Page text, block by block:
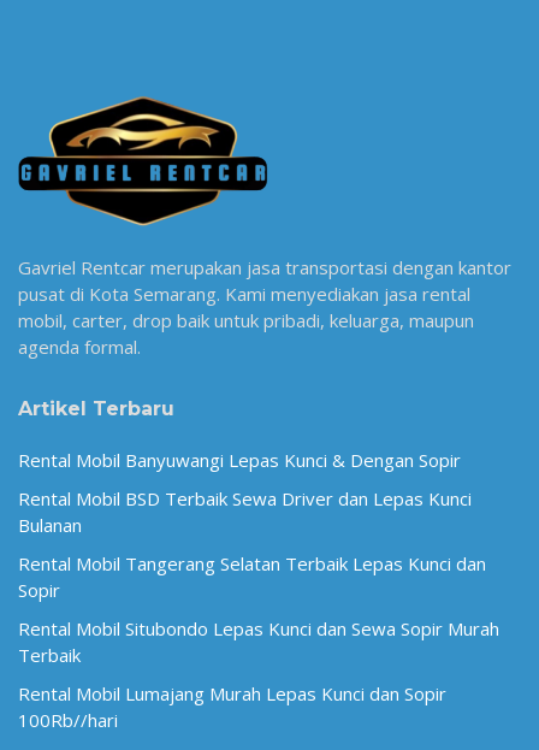
Gavriel Rentcar merupakan jasa transportasi dengan kantor
pusat di Kota Semarang. Kami menyediakan jasa rental
mobil, carter, drop baik untuk pribadi, keluarga, maupun
agenda formal.
Artikel Terbaru
Rental Mobil Banyuwangi Lepas Kunci & Dengan Sopir
Rental Mobil BSD Terbaik Sewa Driver dan Lepas Kunci
Bulanan
Rental Mobil Tangerang Selatan Terbaik Lepas Kunci dan
Sopir
Rental Mobil Situbondo Lepas Kunci dan Sewa Sopir Murah
Terbaik
Rental Mobil Lumajang Murah Lepas Kunci dan Sopir
100Rb//hari